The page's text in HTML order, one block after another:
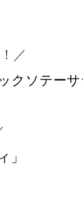
／
クソテー
」